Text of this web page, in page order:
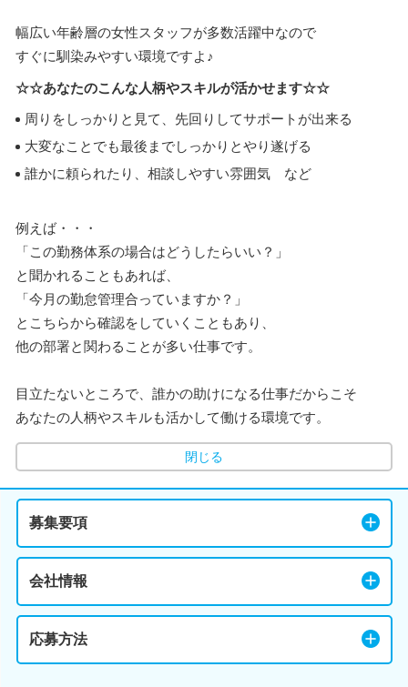
幅広い年齢層の女性スタッフが多数活躍中なので
すぐに馴染みやすい環境ですよ♪
☆☆あなたのこんな人柄やスキルが活かせます☆☆
周りをしっかりと見て、先回りしてサポートが出来る
大変なことでも最後までしっかりとやり遂げる
誰かに頼られたり、相談しやすい雰囲気 など
例えば・・・
「この勤務体系の場合はどうしたらいい？」
と聞かれることもあれば、
「今月の勤怠管理合っていますか？」
とこちらから確認をしていくこともあり、
他の部署と関わることが多い仕事です。
目立たないところで、誰かの助けになる仕事だからこそ
あなたの人柄やスキルも活かして働ける環境です。
閉じる
募集要項
会社情報
応募方法